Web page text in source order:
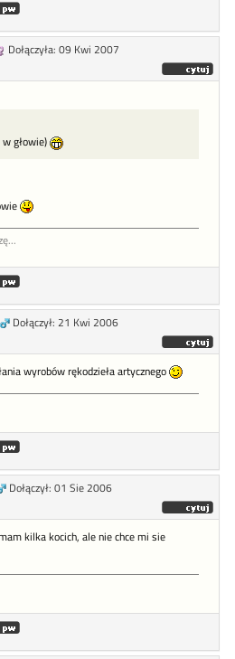
Dołączyła: 09 Kwi 2007
głowie)
Dołączył: 21 Kwi 2006
wyrobów rękodzieła artycznego
Dołączył: 01 Sie 2006
kilka kocich, ale nie chce mi sie